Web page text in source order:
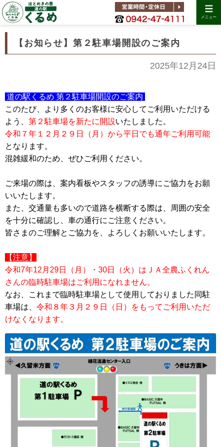
メニュー
【お知らせ】第２駐車場開設のご案内
2025年12月24日
道の駅くるめ 第２駐車場開設のご案内
このたび、より多くのお客様に安心してご利用いただける
よう、 第２駐車場を新たに開設いたしました。
令和７年１２月２９日（月）から平日でも通年ご利用可能
となります。
混雑緩和のため、ぜひご利用ください。
ご来場の際は、案内看板やスタッフの誘導にご協力をお願
いいたします。
また、交通量も多いので道路を横断する際は、周囲の安全
を十分に確認し、車の通行にご注意ください。
皆さまのご理解とご協力を、よろしくお願いいたします。
【注意】
令和7年12月29日（月）・30日（火）はＪＡ全農ふくれん
さんの臨時駐車場はご利用になれません。
なお、これまで臨時駐車場として使用しておりました同駐
車場は、 令和８年３月２９日（日）をもってご利用いただ
けなくなります。